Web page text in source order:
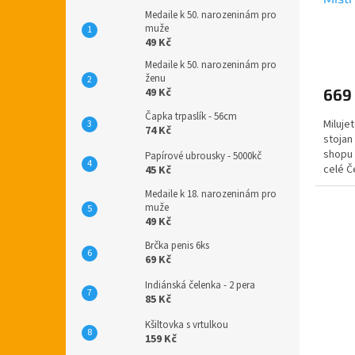
Medaile k 50. narozeninám pro
muže
49 Kč
Medaile k 50. narozeninám pro
ženu
49 Kč
Čapka trpaslík - 56cm
74 Kč
Papírové ubrousky - 5000kč
45 Kč
Medaile k 18. narozeninám pro
muže
49 Kč
Brčka penis 6ks
69 Kč
Indiánská čelenka - 2 pera
85 Kč
Kšiltovka s vrtulkou
159 Kč
669
stojan
celé
stojan